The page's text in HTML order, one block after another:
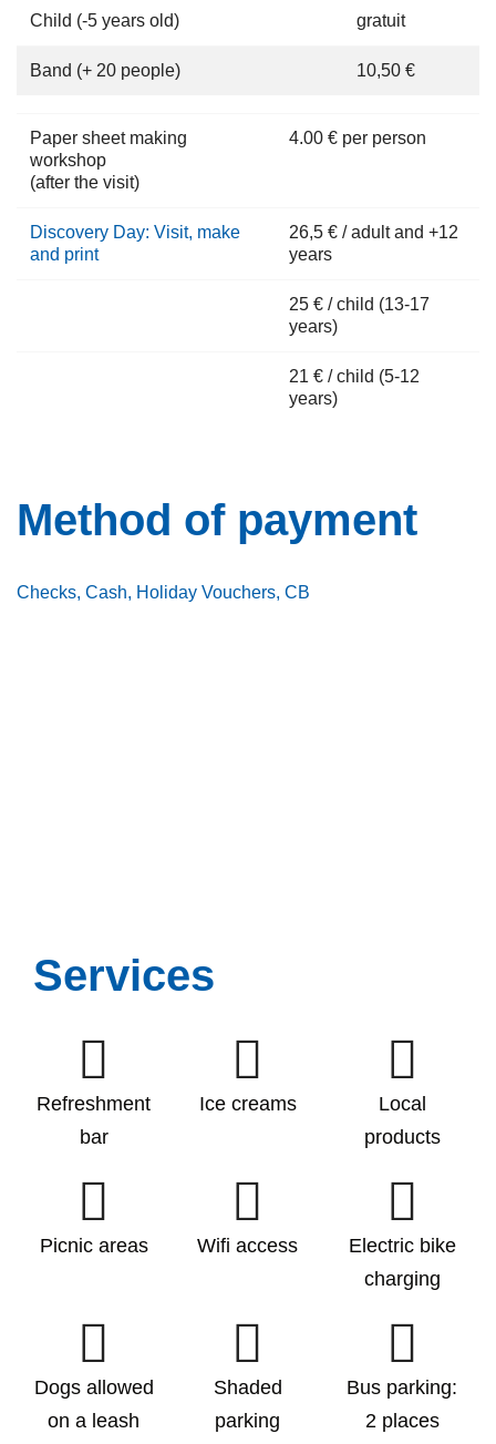
Child (-5 years old) gratuit
Band (+ 20 people) 10,50 €
Paper sheet making
workshop
(after the visit)
4.00 € per person
Discovery Day: Visit, make
and print
26,5 € / adult and +12
years
25 € / child (13-17
years)
21 € / child (5-12
years)
Method of payment
Checks, Cash, Holiday Vouchers, CB
Services
Refreshment
bar
Ice creams
Local
products
Picnic areas Wifi access
Electric bike
charging
Dogs allowed
on a leash
Shaded
parking
Bus parking:
2 places